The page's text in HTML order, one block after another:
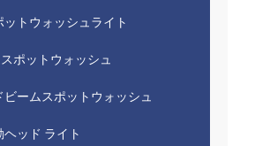
ットウォッシュライト
ポットウォッシュ
ームスポットウォッシュ
ッド ライト